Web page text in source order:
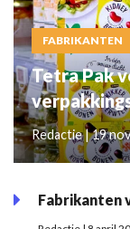
FABRIKANTEN
Tetra Pak
Redactie | 19
Fabrikanten